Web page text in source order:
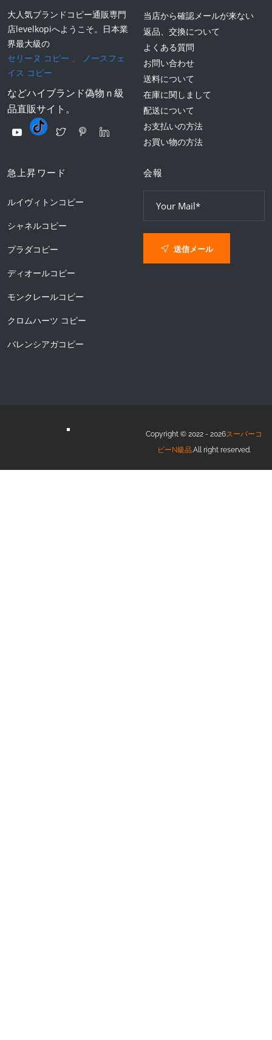
大人気ブランドコピー通販専門
店levelkopiへようこそ。日本業
界最大級の
セリーヌ コピー 、
ノースフェ
イス コピー
などハイブランド偽物ｎ級
品直販サイト。
当店から確認メールが来ない
返品、交換について
よくある質問
お問い合わせ
送料について
在庫に関しまして
配送について
お支払いの方法
お買い物の方法
急上昇ワード
ルイヴィトンコピー
シャネルコピー
プラダコピー
ディオールコピー
モンクレールコピー
クロムハーツ コピー
バレンシアガコピー
会報
送信メール
Copyright © 2022 - 2026スーパーコ
ピーN級品.All right reserved.